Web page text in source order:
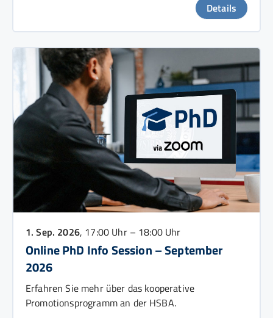
Details
1. Sep. 2026, 17:00 Uhr – 18:00 Uhr
Online PhD Info Session – September
2026
Erfahren Sie mehr über das kooperative
Promotionsprogramm an der HSBA.